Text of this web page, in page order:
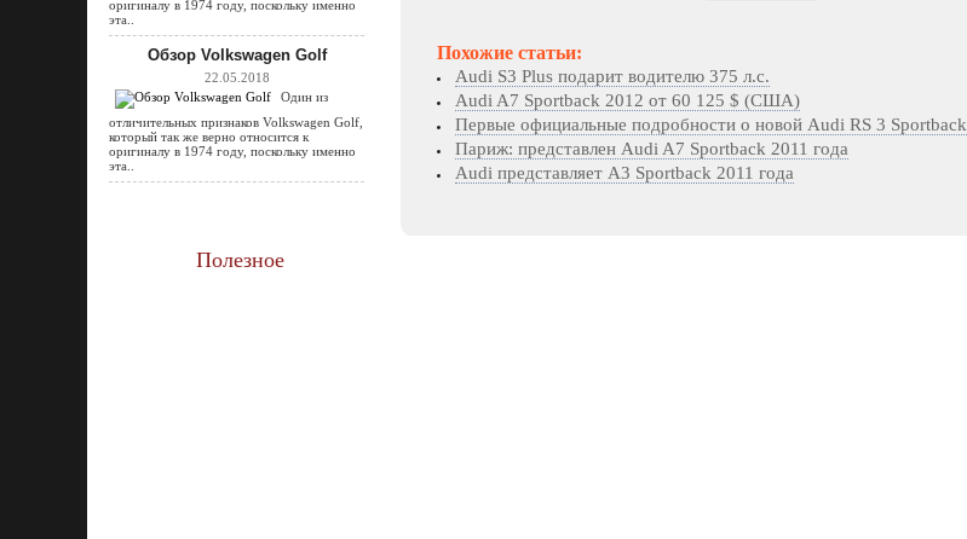
оригиналу в 1974 году, поскольку именно
эта..
Обзор Volkswagen Golf
22.05.2018
Один из
отличительных признаков Volkswagen Golf,
который так же верно относится к
оригиналу в 1974 году, поскольку именно
эта..
Полезное
Похожие статьи:
Audi S3 Plus подарит водителю 375 л.с.
Audi A7 Sportback 2012 от 60 125 $ (США)
Первые официальные подробности о новой Audi RS 3 Sportback
Париж: представлен Audi A7 Sportback 2011 года
Audi представляет A3 Sportback 2011 года